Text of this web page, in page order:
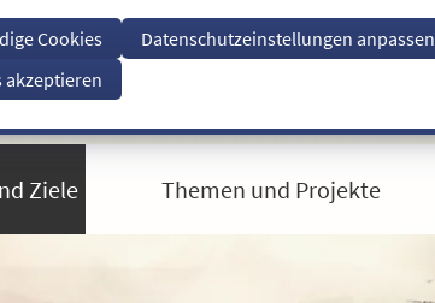
Cookies
Datenschutzeinstellungen anpassen
akzeptieren
Ziele Themen und Projekte